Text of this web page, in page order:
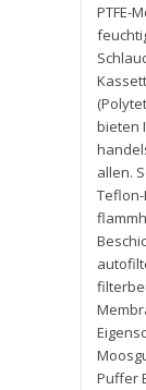
PTFE-
bieten
allen.
Puffer